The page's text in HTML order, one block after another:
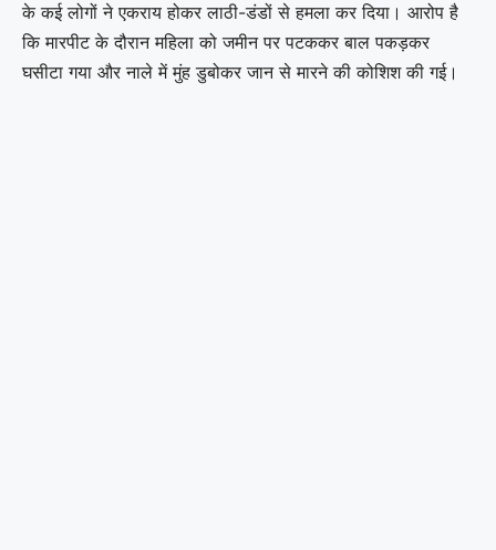
के कई लोगों ने एकराय होकर लाठी-डंडों से हमला कर दिया। आरोप है
कि मारपीट के दौरान महिला को जमीन पर पटककर बाल पकड़कर
घसीटा गया और नाले में मुंह डुबोकर जान से मारने की कोशिश की गई।